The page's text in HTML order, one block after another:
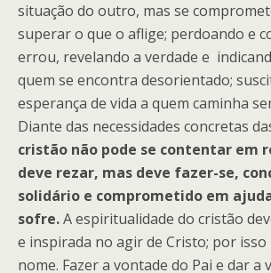
situação do outro, mas se
superar o que o aflige; perdoando e
errou, revelando a verdade e
quem se encontra desorientado;
esperança de vida a quem caminha
Diante das necessidades concretas
cristão não pode se contentar em
deve rezar, mas deve fazer-se,
solidário e comprometido em
sofre.A espiritualidade do cristão
e inspirada no agir de Cristo; por isso
nome. Fazer a vontade do Pai e dar a